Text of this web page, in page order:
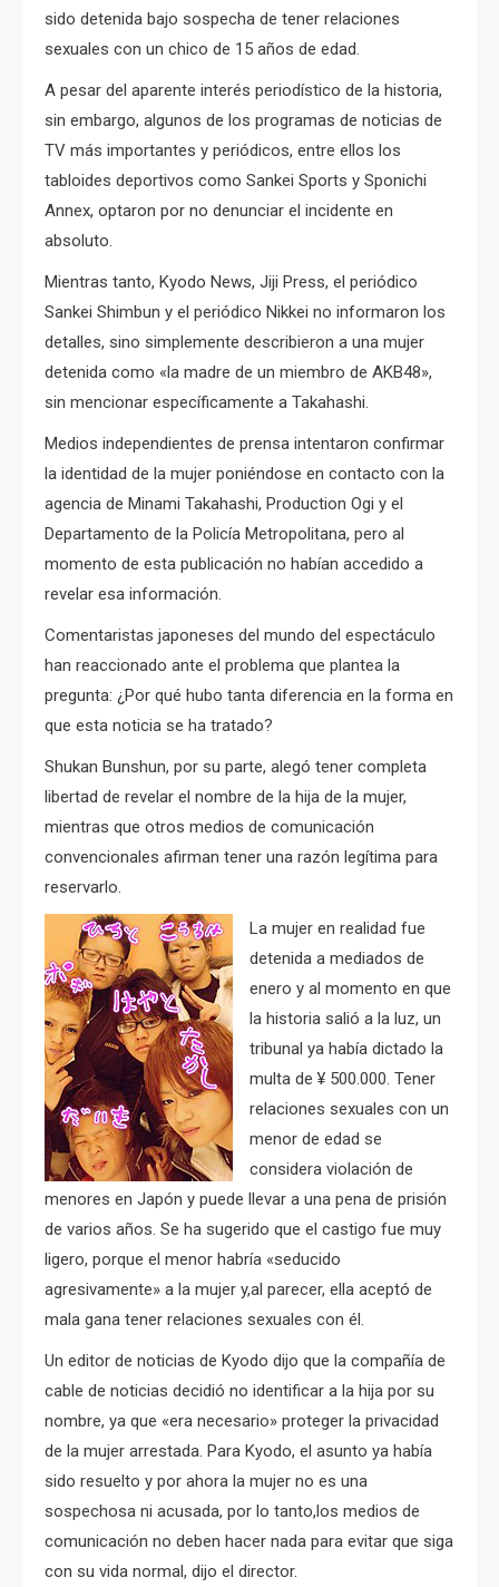
sido detenida bajo sospecha de tener relaciones
sexuales con un chico de 15 años de edad.
A pesar del aparente interés periodístico de la historia,
sin embargo, algunos de los programas de noticias de
TV más importantes y periódicos, entre ellos los
tabloides deportivos como Sankei Sports y Sponichi
Annex, optaron por no denunciar el incidente en
absoluto.
Mientras tanto, Kyodo News, Jiji Press, el periódico
Sankei Shimbun y el periódico Nikkei no informaron los
detalles, sino simplemente describieron a una mujer
detenida como «la madre de un miembro de AKB48»,
sin mencionar específicamente a Takahashi.
Medios independientes de prensa intentaron confirmar
la identidad de la mujer poniéndose en contacto con la
agencia de Minami Takahashi, Production Ogi y el
Departamento de la Policía Metropolitana, pero al
momento de esta publicación no habían accedido a
revelar esa información.
Comentaristas japoneses del mundo del espectáculo
han reaccionado ante el problema que plantea la
pregunta: ¿Por qué hubo tanta diferencia en la forma en
que esta noticia se ha tratado?
Shukan Bunshun, por su parte, alegó tener completa
libertad de revelar el nombre de la hija de la mujer,
mientras que otros medios de comunicación
convencionales afirman tener una razón legítima para
reservarlo.
La mujer en realidad fue
detenida a mediados de
enero y al momento en que
la historia salió a la luz, un
tribunal ya había dictado la
multa de ¥ 500.000. Tener
relaciones sexuales con un
menor de edad se
considera violación de
menores en Japón y puede llevar a una pena de prisión
de varios años. Se ha sugerido que el castigo fue muy
ligero, porque el menor habría «seducido
agresivamente» a la mujer y,al parecer, ella aceptó de
mala gana tener relaciones sexuales con él.
Un editor de noticias de Kyodo dijo que la compañía de
cable de noticias decidió no identificar a la hija por su
nombre, ya que «era necesario» proteger la privacidad
de la mujer arrestada. Para Kyodo, el asunto ya había
sido resuelto y por ahora la mujer no es una
sospechosa ni acusada, por lo tanto,los medios de
comunicación no deben hacer nada para evitar que siga
con su vida normal, dijo el director.